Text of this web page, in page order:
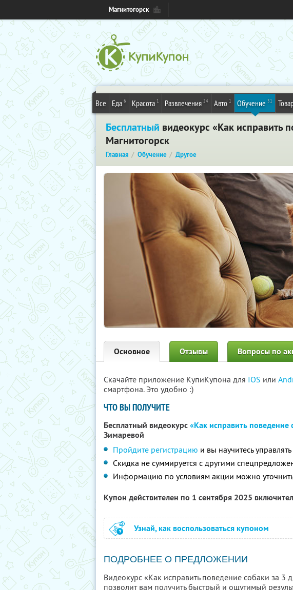
Магнитогорск
Все Еда 6 Красота 1 Развлечения 24 Авто 1 Обучение 31
Бесплатный видеокурс «Как исправить
Магнитогорск
Главная Обучение Другое
Основное Отзывы Вопросы по
Скачайте приложение КупиКупона для IOS или
смартфона. Это удобно :)
ЧТО ВЫ ПОЛУЧИТЕ
Бесплатный видеокурс«Как исправить поведение
Зимаревой
Пройдите регистрацию и вы научитесь
Скидка не суммируется с другими
Информацию по условиям акции можно
Купон действителен по 1 сентября 2025
Узнай, как воспользоваться купоном
ПОДРОБНЕЕ О ПРЕДЛОЖЕНИИ
Видеокурс «Как исправить поведение собаки за 3
позволит вам получить быстрый и ощутимый